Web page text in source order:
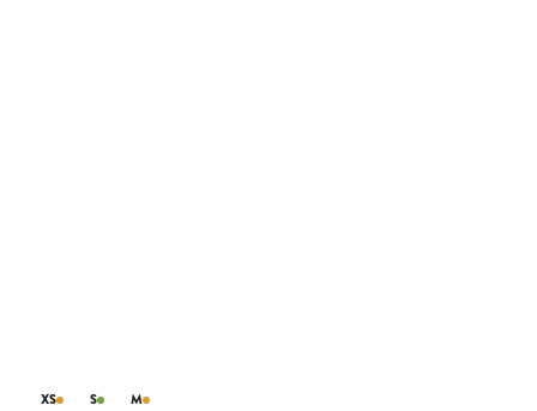
XS S M